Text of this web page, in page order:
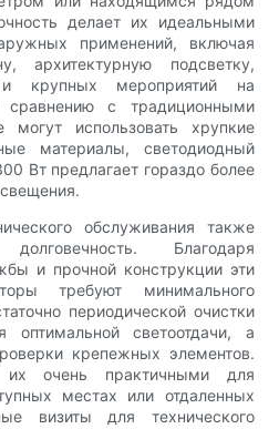
делает их идеальными
применений, включая
архитектурную подсветку,
крупных мероприятий на
с традиционными
могут использовать хрупкие
материалы, светодиодный
Вт предлагает гораздо более
обслуживания также
Благодаря
и прочной конструкции эти
требуют минимального
периодической очистки
оптимальной светоотдачи, а
крепежных элементов.
их очень практичными для
местах или отдаленных
визиты для технического